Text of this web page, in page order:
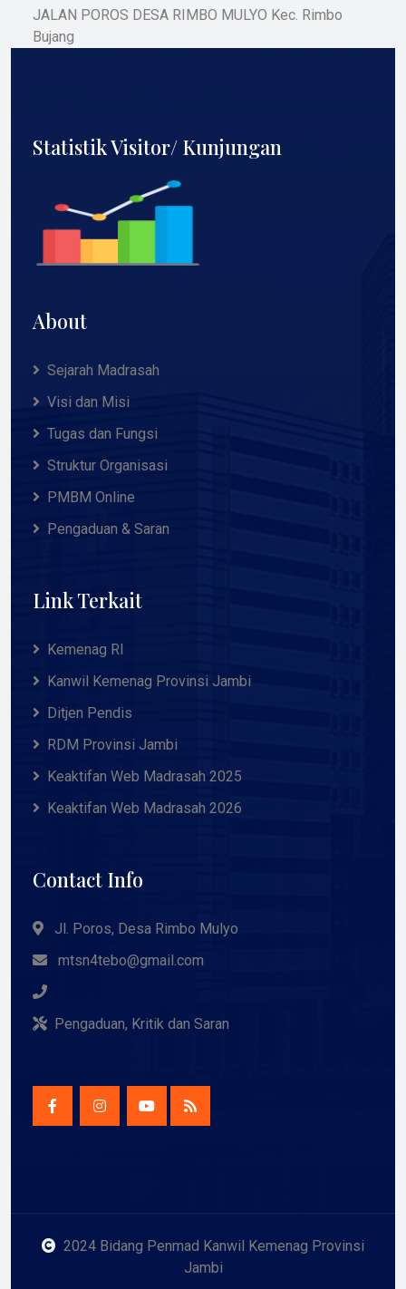
JALAN POROS DESA RIMBO MULYO Kec. Rimbo
Bujang
Statistik Visitor/ Kunjungan
About
Sejarah Madrasah
Visi dan Misi
Tugas dan Fungsi
Struktur Organisasi
PMBM Online
Pengaduan & Saran
Link Terkait
Kemenag RI
Kanwil Kemenag Provinsi Jambi
Ditjen Pendis
RDM Provinsi Jambi
Keaktifan Web Madrasah 2025
Keaktifan Web Madrasah 2026
Contact Info
Jl. Poros, Desa Rimbo Mulyo
mtsn4tebo@gmail.com
Pengaduan, Kritik dan Saran
2024 Bidang Penmad Kanwil Kemenag Provinsi
Jambi